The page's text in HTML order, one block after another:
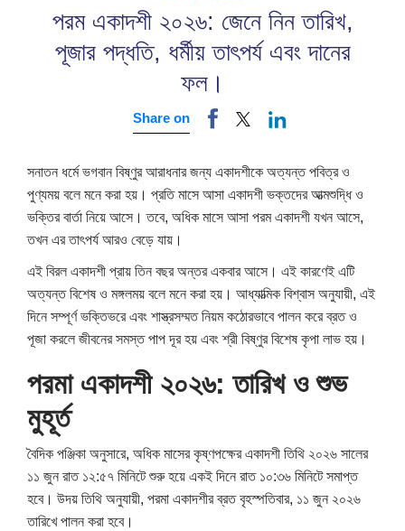
পরম একাদশী ২০২৬: জেনে নিন তারিখ,
পূজার পদ্ধতি, ধর্মীয় তাৎপর্য এবং দানের
ফল।
Share on
সনাতন ধর্মে ভগবান বিষ্ণুর আরাধনার জন্য একাদশীকে অত্যন্ত পবিত্র ও
পুণ্যময় বলে মনে করা হয়। প্রতি মাসে আসা একাদশী ভক্তদের আত্মশুদ্ধি ও
ভক্তির বার্তা নিয়ে আসে। তবে, অধিক মাসে আসা পরম একাদশী যখন আসে,
তখন এর তাৎপর্য আরও বেড়ে যায়।
এই বিরল একাদশী প্রায় তিন বছর অন্তর একবার আসে। এই কারণেই এটি
অত্যন্ত বিশেষ ও মঙ্গলময় বলে মনে করা হয়। আধ্যাত্মিক বিশ্বাস অনুযায়ী, এই
দিনে সম্পূর্ণ ভক্তিভরে এবং শাস্ত্রসম্মত নিয়ম কঠোরভাবে পালন করে ব্রত ও
পূজা করলে জীবনের সমস্ত পাপ দূর হয় এবং শ্রী বিষ্ণুর বিশেষ কৃপা লাভ হয়।
পরমা একাদশী ২০২৬: তারিখ ও শুভ
মুহূর্ত
বৈদিক পঞ্জিকা অনুসারে, অধিক মাসের কৃষ্ণপক্ষের একাদশী তিথি ২০২৬ সালের
১১ জুন রাত ১২:৫৭ মিনিটে শুরু হয়ে একই দিনে রাত ১০:৩৬ মিনিটে সমাপ্ত
হবে। উদয় তিথি অনুযায়ী, পরমা একাদশীর ব্রত বৃহস্পতিবার, ১১ জুন ২০২৬
তারিখে পালন করা হবে।